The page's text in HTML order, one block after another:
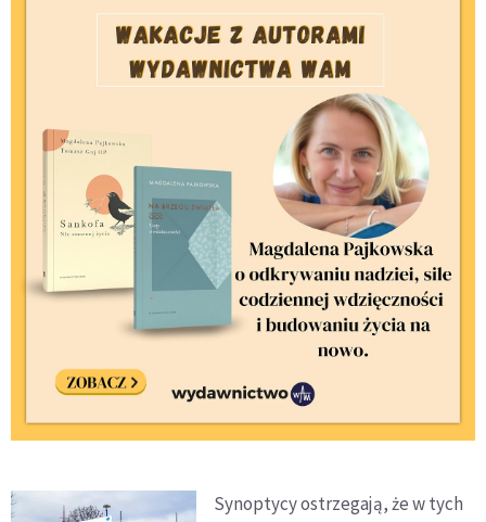
Synoptycy ostrzegają, że w tych